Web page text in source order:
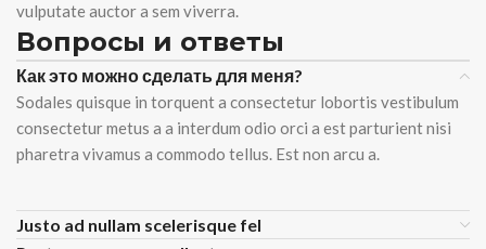
vulputate auctor a sem viverra.
Вопросы и ответы
Как это можно сделать для меня?
Sodales quisque in torquent a consectetur lobortis vestibulum
consectetur metus a a interdum odio orci a est parturient nisi
pharetra vivamus a commodo tellus. Est non arcu a.
Justo ad nullam scelerisque fel